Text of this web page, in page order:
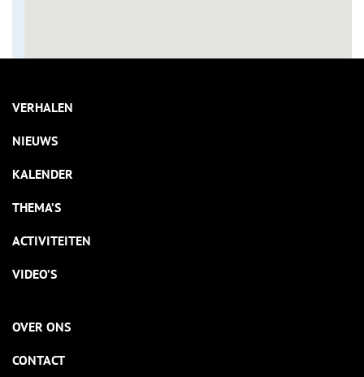
VERHALEN
NIEUWS
KALENDER
THEMA’S
ACTIVITEITEN
VIDEO’S
OVER ONS
CONTACT